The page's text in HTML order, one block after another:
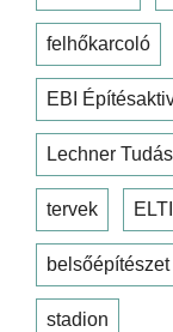
felhőkarcoló
EBI
Lechner
tervek
belsőépítészet
stadion